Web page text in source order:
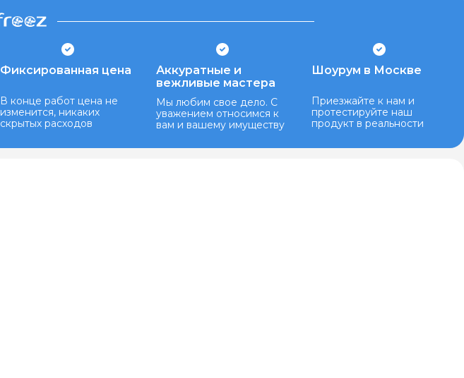
Фиксированная цена
В конце работ цена не
изменится, никаких
скрытых расходов
Аккуратные и
вежливые мастера
Мы любим свое дело. С
уважением относимся к
вам и вашему имуществу
Шоурум в Москве
Приезжайте к нам и
протестируйте наш
продукт в реальности